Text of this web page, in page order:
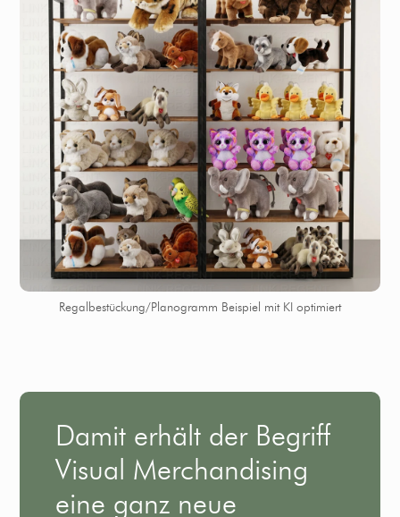
Regalbestückung/Planogramm Beispiel mit KI optimiert
Damit erhält der Begriff
Visual Merchandising
eine ganz neue